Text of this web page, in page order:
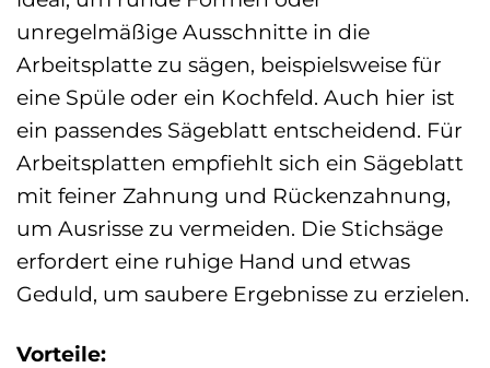
unregelmäßige Ausschnitte in die
Arbeitsplatte zu sägen, beispielsweise für
eine Spüle oder ein Kochfeld. Auch hier ist
ein passendes Sägeblatt entscheidend. Für
Arbeitsplatten empfiehlt sich ein Sägeblatt
mit feiner Zahnung und Rückenzahnung,
um Ausrisse zu vermeiden. Die Stichsäge
erfordert eine ruhige Hand und etwas
Geduld, um saubere Ergebnisse zu erzielen.
Vorteile: